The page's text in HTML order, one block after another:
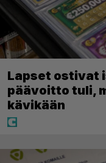
Lapset ostivat
päävoitto tuli,
kävikään